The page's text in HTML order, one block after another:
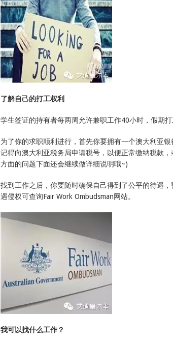
了解自己的打工权利
学生签证的持有者每两周允许兼职工作40小时，假期打
为了你的求职顺利进行，首先你要拥有一个澳大利亚
记得向澳大利亚税务局申请税号，以便正常缴纳税款
方面的问题下面还会继续做详细说明哦~)
找到工作之后，你要随时确保自己得到了公平的待遇
遇侵权可查询Fair Work Ombudsman网站。
我可以找什么工作？